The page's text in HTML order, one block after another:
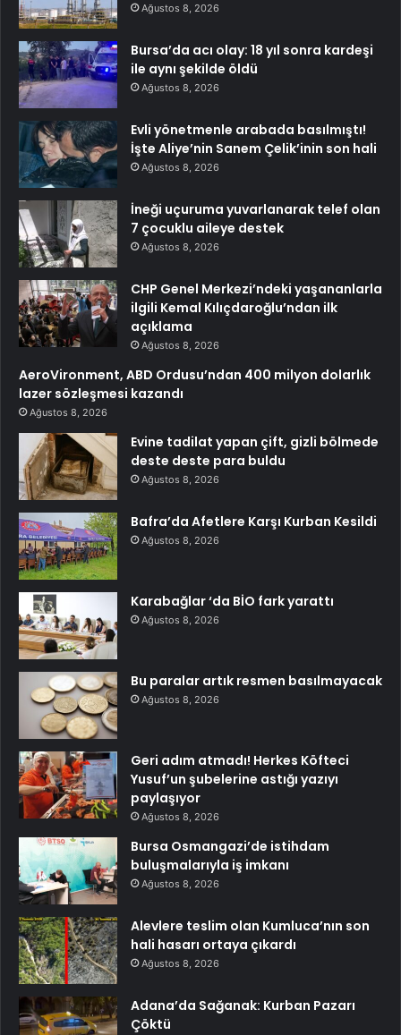
Ağustos 8, 2026
Bursa’da acı olay: 18 yıl sonra kardeşi
ile aynı şekilde öldü
Ağustos 8, 2026
Evli yönetmenle arabada basılmıştı!
İşte Aliye’nin Sanem Çelik’inin son hali
Ağustos 8, 2026
İneği uçuruma yuvarlanarak telef olan
7 çocuklu aileye destek
Ağustos 8, 2026
CHP Genel Merkezi’ndeki yaşananlarla
ilgili Kemal Kılıçdaroğlu’ndan ilk
açıklama
Ağustos 8, 2026
AeroVironment, ABD Ordusu’ndan 400 milyon dolarlık
lazer sözleşmesi kazandı
Ağustos 8, 2026
Evine tadilat yapan çift, gizli bölmede
deste deste para buldu
Ağustos 8, 2026
Bafra’da Afetlere Karşı Kurban Kesildi
Ağustos 8, 2026
Karabağlar ‘da BİO fark yarattı
Ağustos 8, 2026
Bu paralar artık resmen basılmayacak
Ağustos 8, 2026
Geri adım atmadı! Herkes Köfteci
Yusuf’un şubelerine astığı yazıyı
paylaşıyor
Ağustos 8, 2026
Bursa Osmangazi’de istihdam
buluşmalarıyla iş imkanı
Ağustos 8, 2026
Alevlere teslim olan Kumluca’nın son
hali hasarı ortaya çıkardı
Ağustos 8, 2026
Adana’da Sağanak: Kurban Pazarı
Çöktü